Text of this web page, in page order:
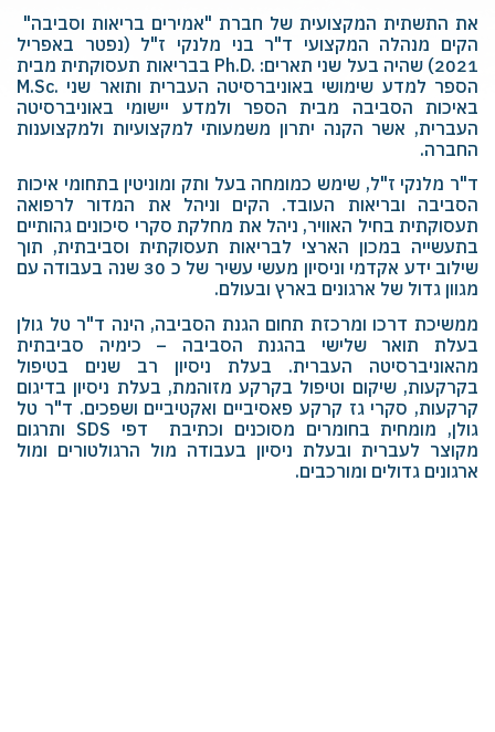
את התשתית המקצועית של חברת "אמירים בריאות וסביבה"
הקים מנהלה המקצועי ד"ר בני מלנקי ז"ל (נפטר באפריל
2021) שהיה בעל שני תארים: Ph.D.‎‏ בבריאות תעסוקתית מבית
באיכות הסביבה מבית הספר ולמדע יישומי ‏באוניברסיטה
העברית, אשר הקנה יתרון משמעותי למקצועיות ולמקצוענות
החברה.
ד"ר מלנקי ז"ל, שימש כמומחה בעל ותק ומוניטין בתחומי איכות
הסביבה ‏ובריאות העובד. הקים וניהל את המדור לרפואה
תעסוקתית בחיל האוויר, ניהל את ‏מחלקת סקרי סיכונים גהותיים
בתעשייה במכון הארצי לבריאות תעסוקתית וסביבתית, תוך
שילוב ידע אקדמי וניסיון מעשי עשיר של כ 30 שנה בעבודה עם
מגוון גדול של ארגונים בארץ ובעולם.
ממשיכת דרכו ומרכזת תחום הגנת הסביבה, הינה ד"ר טל גולן
בעלת תואר שלישי בהגנת הסביבה – כימיה סביבתית
מהאוניברסיטה העברית. בעלת ניסיון רב שנים בטיפול
בקרקעות, שיקום וטיפול בקרקע מזוהמת, בעלת ניסיון בדיגום
קרקעות, סקרי גז קרקע פאסיביים ואקטיביים ושפכים. ד"ר טל
גולן, מומחית בחומרים מסוכנים וכתיבת דפי SDS ותרגום
מקוצר לעברית ובעלת ניסיון בעבודה מול הרגולטורים ומול
ארגונים גדולים ומורכבים.